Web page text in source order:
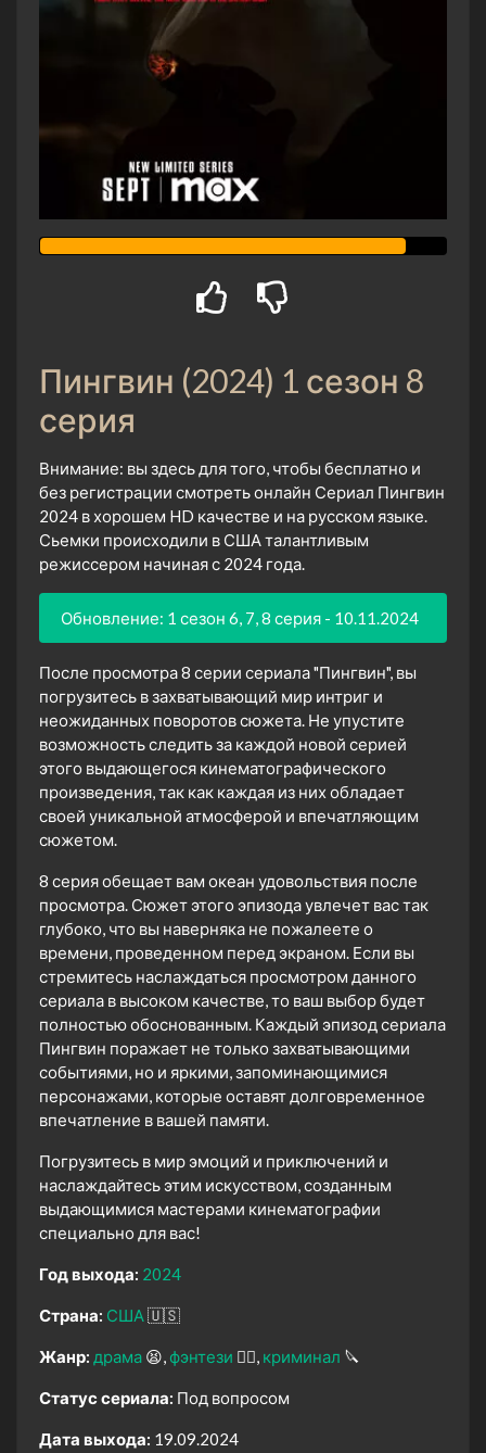
Пингвин (2024) 1 сезон 8
серия
Внимание: вы здесь для того, чтобы бесплатно и
без регистрации смотреть онлайн Сериал Пингвин
2024 в хорошем HD качестве и на русском языке.
Сьемки происходили в США талантливым
режиссером начиная с 2024 года.
Обновление: 1 сезон 6, 7, 8 серия - 10.11.2024
После просмотра 8 серии сериала "Пингвин", вы
погрузитесь в захватывающий мир интриг и
неожиданных поворотов сюжета. Не упустите
возможность следить за каждой новой серией
этого выдающегося кинематографического
произведения, так как каждая из них обладает
своей уникальной атмосферой и впечатляющим
сюжетом.
8 серия обещает вам океан удовольствия после
просмотра. Сюжет этого эпизода увлечет вас так
глубоко, что вы наверняка не пожалеете о
времени, проведенном перед экраном. Если вы
стремитесь наслаждаться просмотром данного
сериала в высоком качестве, то ваш выбор будет
полностью обоснованным. Каждый эпизод сериала
Пингвин поражает не только захватывающими
событиями, но и яркими, запоминающимися
персонажами, которые оставят долговременное
впечатление в вашей памяти.
Погрузитесь в мир эмоций и приключений и
наслаждайтесь этим искусством, созданным
выдающимися мастерами кинематографии
специально для вас!
Год выхода: 2024
Страна: США🇺🇸
Жанр: драма 😫 фэнтези 🧝‍♂️ криминал 🔪
Статус сериала: Под вопросом
Дата выхода: 19.09.2024